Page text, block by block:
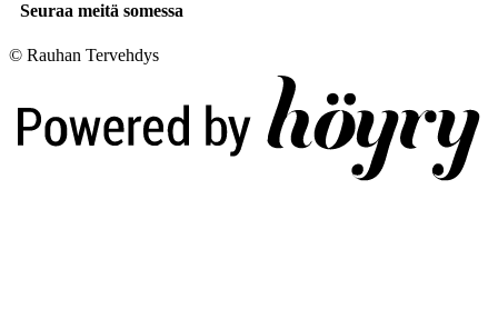
Seuraa meitä somessa
© Rauhan Tervehdys